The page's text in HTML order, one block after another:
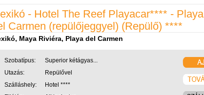
- Hotel The Reef Playacar**** - Playa
Carmen (repülőjeggyel) (Repülő) ****
Maya Riviéra, Playa del Carmen
Szobatípus:
Superior kétágyas...
Utazás:
Repülővel
Szálláshely:
Hotel ****